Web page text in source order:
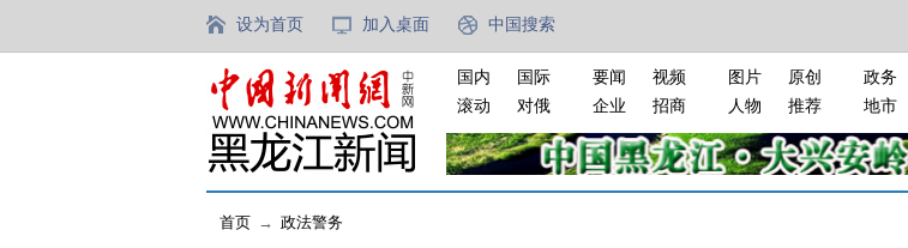
设为首页 加入桌面 中国搜索
国内
国际
滚动
对俄
要闻
视频
企业
招商
图片
原创
人物
推荐
政务
地市
首页 → 政法警务